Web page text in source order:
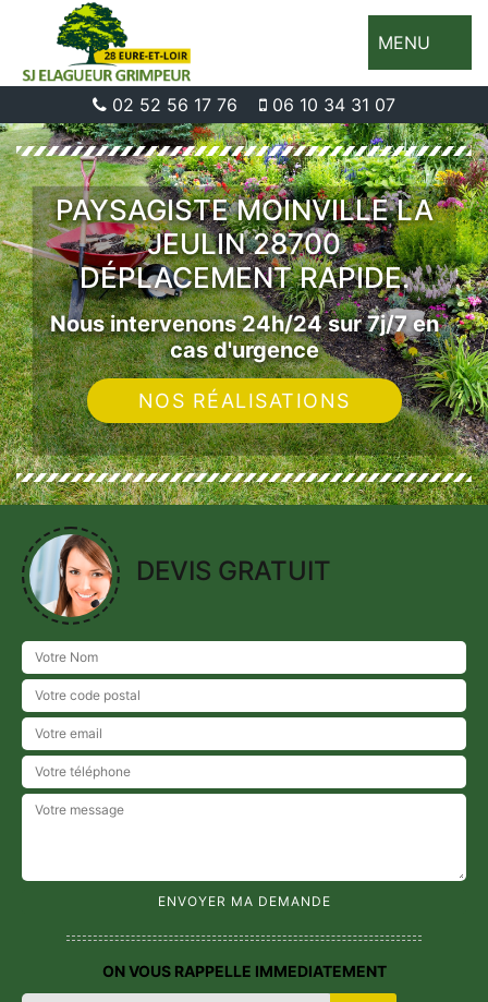
MENU
02 52 56 17 76 06 10 34 31 07
PAYSAGISTE MOINVILLE LA
JEULIN 28700
DÉPLACEMENT RAPIDE.
Nous intervenons 24h/24 sur 7j/7 en
cas d'urgence
NOS RÉALISATIONS
DEVIS GRATUIT
ON VOUS RAPPELLE IMMEDIATEMENT